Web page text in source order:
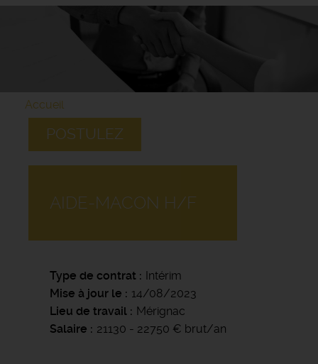
Accueil
POSTULEZ
AIDE-MACON H/F
Type de contrat
Intérim
Mise à jour le
14/08/2023
Lieu de travail
Mérignac
Salaire
21130 - 22750 € brut/an